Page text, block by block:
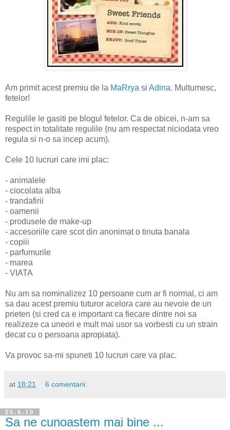
Am primit acest premiu de la MaRrya si Adina. Multumesc,
fetelor!
Regulile le gasiti pe blogul fetelor. Ca de obicei, n-am sa
respect in totalitate regulile (nu am respectat niciodata vreo
regula si n-o sa incep acum).
Cele 10 lucruri care imi plac:
- animalele
- ciocolata alba
- trandafirii
- oamenii
- produsele de make-up
- accesoriile care scot din anonimat o tinuta banala
- copiii
- parfumurile
- marea
- VIATA
Nu am sa nominalizez 10 persoane cum ar fi normal, ci am
sa dau acest premiu tuturor acelora care au nevoie de un
prieten (si cred ca e important ca fiecare dintre noi sa
realizeze ca uneori e mult mai usor sa vorbesti cu un strain
decat cu o persoana apropiata).
Va provoc sa-mi spuneti 10 lucruri care va plac.
at 18:21 6 comentarii:
25.8.10
Sa ne cunoastem mai bine ...